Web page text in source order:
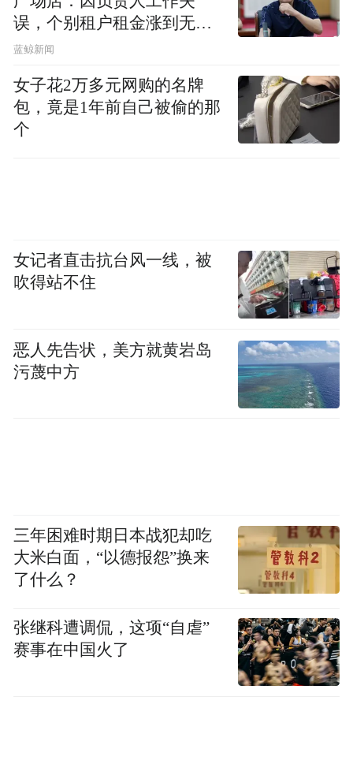
的用餐体验。天字码头餐厅融合品牌经典与
珠江意境，希望成为街坊愿意驻足、游客乐
意打卡的‘城市客厅’。未来，麦当劳将继续以
更贴近社区、更具人情味的方式，陪伴广州
市民的每一天。”
卡有礼活动：到店拍照并参与互动，即可领
取限量好礼，数量有限，先到先得。
“特别声明：以上作品内容(包括在内的视频、图片或音
频)为凤凰网旗下自媒体平台“大风号”用户上传并发
布，本平台仅提供信息存储空间服务。
Notice: The content above (including the videos,
pictures and audios if any) is uploaded and posted
误，个别租户租金涨到无法
想象
蓝鲸新闻
女子花2万多元网购的名牌
包，竟是1年前自己被偷的那
个
女记者直击抗台风一线，被
吹得站不住
恶人先告状，美方就黄岩岛
污蔑中方
三年困难时期日本战犯却吃
大米白面，“以德报怨”换来
了什么？
张继科遭调侃，这项“自虐”
赛事在中国火了